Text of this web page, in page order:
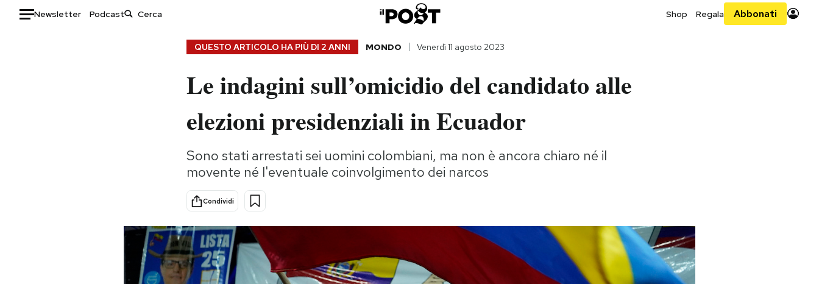
Newsletter Podcast Shop Regala Abbonati
Storie/Idee
Ok Boomer!
Altrecose
Mondiali calcio 2026
QUESTO ARTICOLO HA PIÙ DI 2 ANNI MONDO Venerdì 11 agosto 2023
Le indagini sull’omicidio del candidato alle
elezioni presidenziali in Ecuador
Sono stati arrestati sei uomini colombiani, ma non è ancora chiaro né il
movente né l'eventuale coinvolgimento dei narcos
Condividi